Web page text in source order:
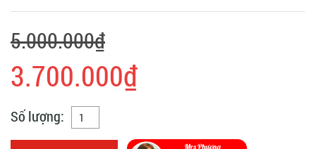
5.000.000₫
3.700.000₫
Số lượng: